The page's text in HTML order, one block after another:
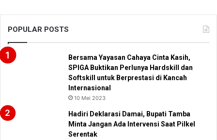
POPULAR POSTS
Bersama Yayasan Cahaya Cinta Kasih,
SPIGA Buktikan Perlunya Hardskill dan
Softskill untuk Berprestasi di Kancah
Internasional
10 Mei 2023
Hadiri Deklarasi Damai, Bupati Tamba
Minta Jangan Ada Intervensi Saat Pilkel
Serentak